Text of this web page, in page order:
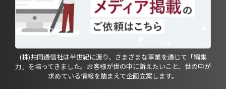
(株)共同通信社は半世紀に渡り、さまざまな事業を通じて「編集
力」を培ってきました。お客様が世の中に訴えたいこと、世の中が
求めている情報を踏まえて企画立案します。